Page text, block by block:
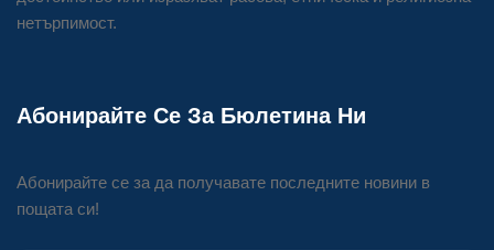
нетърпимост.
Абонирайте Се За Бюлетина Ни
Абонирайте се за да получавате последните новини в
пощата си!